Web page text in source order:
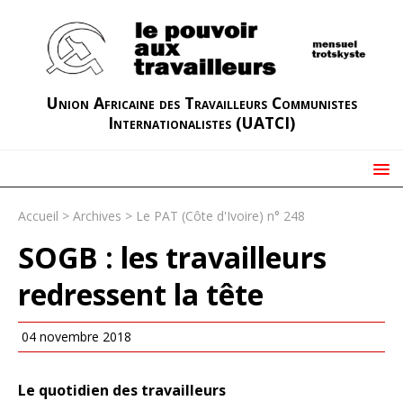
Union Africaine des Travailleurs Communistes
Internationalistes (UATCI)
Accueil > Archives > Le PAT (Côte d'Ivoire) n° 248
SOGB : les travailleurs
redressent la tête
04 novembre 2018
Le quotidien des travailleurs